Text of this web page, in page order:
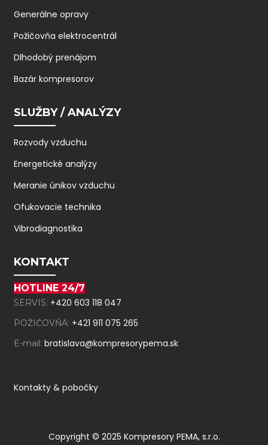
Generálne opravy
Požičovňa elektrocentrál
Dlhodobý prenájom
Bazár kompresorov
SLUŽBY / ANALÝZY
Rozvody vzduchu
Energetické analýzy
Meranie únikov vzduchu
Ofukovacie technika
Vibrodiagnostika
KONTAKT
HOTLINE 24/7
SERVIS: +420 603 118 047
POŽIČOVŇA: +421 911 075 265
E-mail: bratislava@kompresorypema.sk
Kontakty & pobočky
Copyright © 2025 Kompresory PEMA, s.r.o.